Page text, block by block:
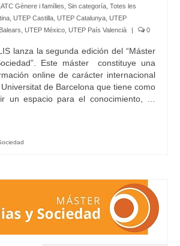
Gènere i famílies Sin categoría Totes les
UTEP Castilla UTEP Catalunya UTEP
UTEP México UTEP País Valencià | 0
lanza la segunda edición del “Máster
Este máster constituye una
online de carácter internacional
de Barcelona que tiene como
un espacio para el conocimiento, …